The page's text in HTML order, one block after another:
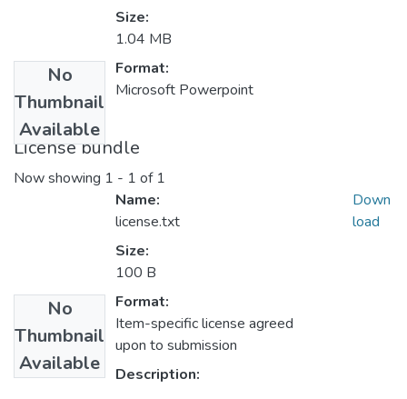
No
Thumbnail
Available
Size:
1.04 MB
Format:
Microsoft Powerpoint
License bundle
Now showing 1 - 1 of 1
No
Thumbnail
Available
Name:
license.txt
Size:
100 B
Format:
Item-specific license agreed
upon to submission
Description:
Down
load